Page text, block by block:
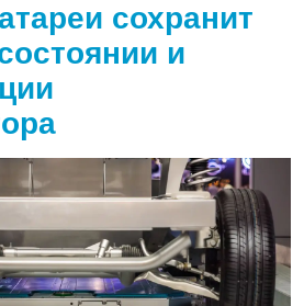
сохранит
и